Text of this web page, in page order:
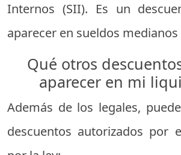
Internos (SII). Es un
aparecer en sueldos medianos
Qué otros
aparecer en mi
Además de los legales,
descuentos autorizados por